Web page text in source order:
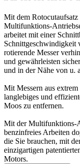
Mit dem
Multifunktions-
arbeitet mit einer
rotierende Messer
und gewährleisten
und in der Nähe von u.
Mit Messern aus
langlebiges und
Moos zu entfernen.
Mit der Multifunktions-
benzinfreies Arbeiten
die Sie brauchen, mit
einzigartigen
Motors.